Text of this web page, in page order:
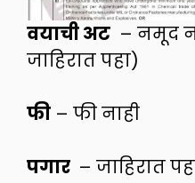
वयाची अट – नमूद
जाहिरात पहा)
फी – फी नाही
पगार – जाहिरात